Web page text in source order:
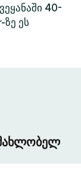
40-
ზე ეს
მახლობელ